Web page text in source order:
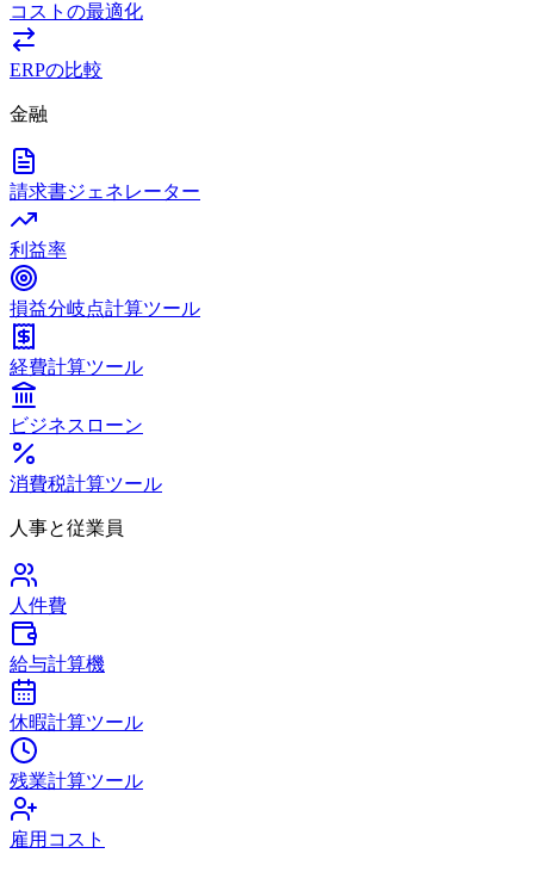
コストの最適化
ERPの比較
金融
請求書ジェネレーター
利益率
損益分岐点計算ツール
経費計算ツール
ビジネスローン
消費税計算ツール
人事と従業員
人件費
給与計算機
休暇計算ツール
残業計算ツール
雇用コスト